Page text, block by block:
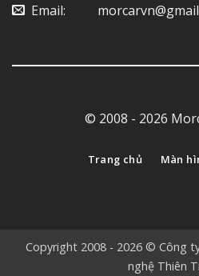
Email:
© 2008 - 2026
Trang chủ Màn
Copyright 2008 - 2026 © Công
nghệ Thiên